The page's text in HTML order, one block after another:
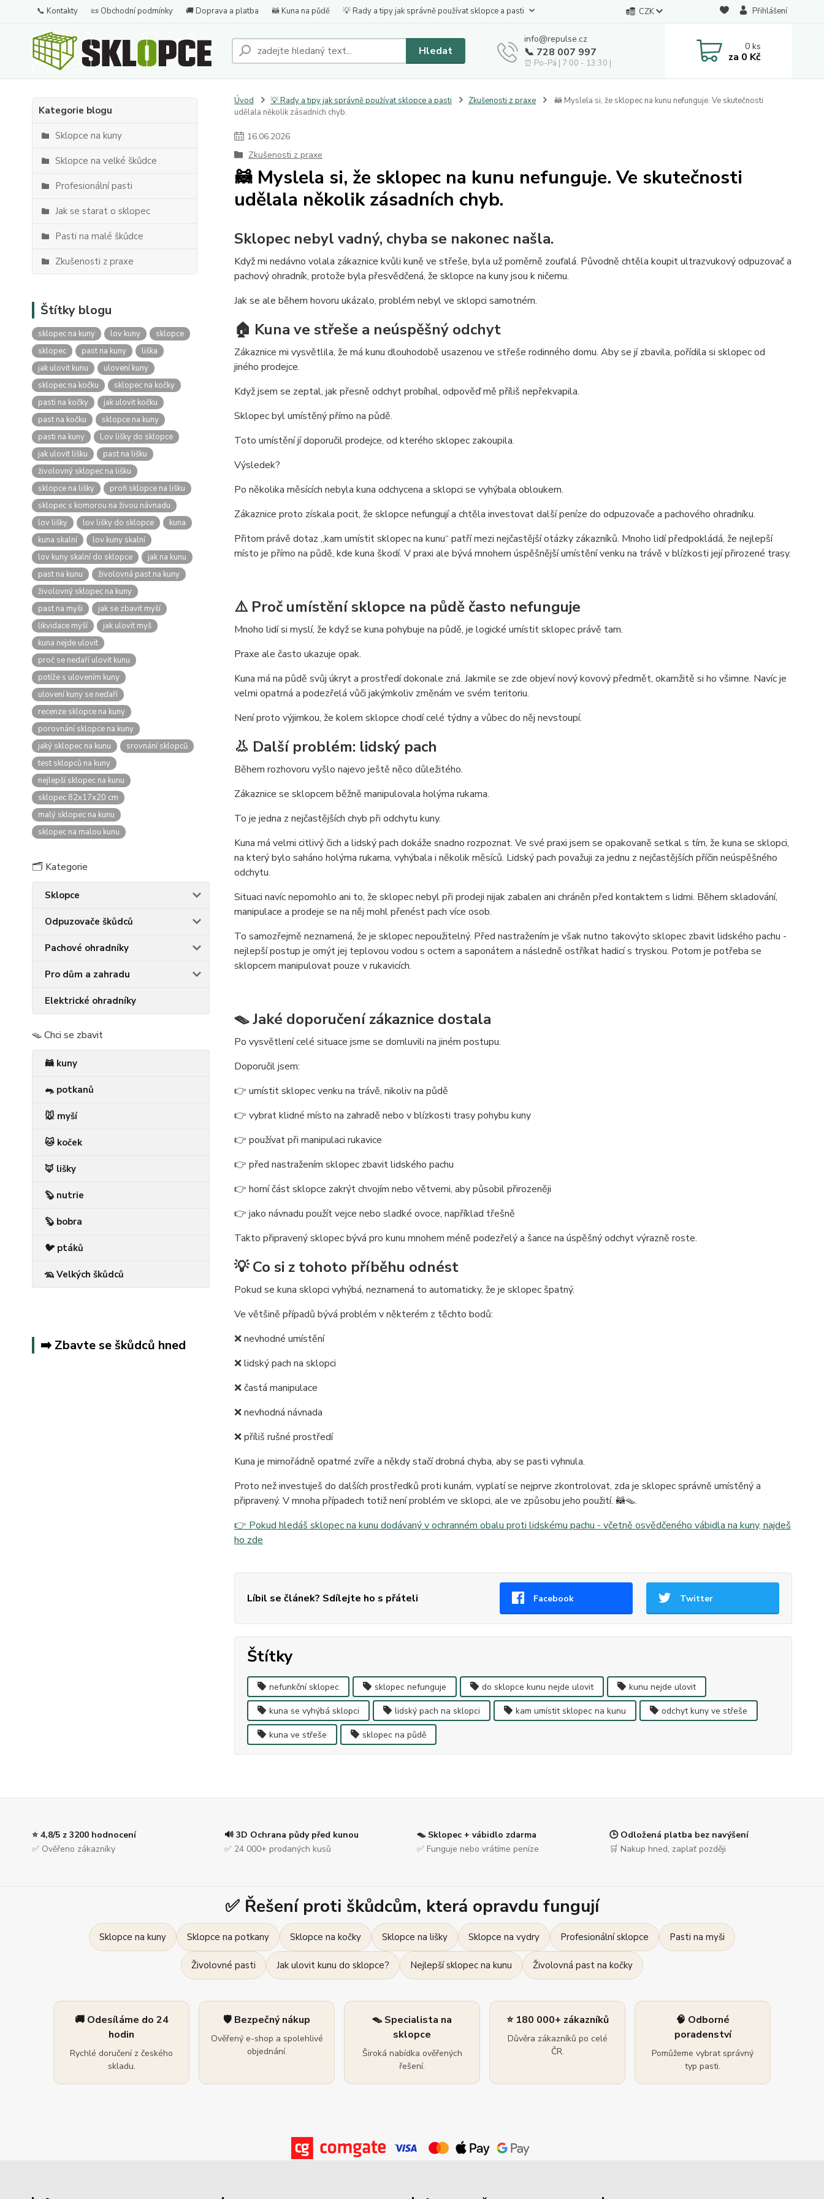
📞 Kontakty 📜 Obchodní podmínky 🚚 Doprava a platba 🦝 Kuna na půdě 💡 Rady a tipy jak správně používat sklopce a pasti CZK Přihlášení
Hledat
info@repulse.cz
📞 728 007 997
⏰ Po-Pá | 7:00 - 13:30 |
0ks
za 0 Kč
Kategorie blogu
Sklopce na kuny
Sklopce na velké škůdce
Profesionální pasti
Jak se starat o sklopec
Pasti na malé škůdce
Zkušenosti z praxe
Štítky blogu
sklopec na kuny lov kuny
sklopce
sklopec
past na kuny
liška
jak ulovit kunu
ulovení kuny
sklopec na kočku
sklopec na kočky
pasti na kočky
jak ulovit kočku
past na kočku
sklopce na kuny
pasti na kuny
Lov lišky do sklopce
jak ulovit lišku
past na lišku
živolovný sklopec na lišku
sklopce na lišky
profi sklopce na lišku
sklopec s komorou na živou návnadu
lov lišky
lov lišky do sklopce
kuna
kuna skalní
lov kuny skalní
lov kuny skalní do sklopce
jak na kunu
past na kunu
živolovná past na kuny
živolovný sklopec na kuny
past na myši
jak se zbavit myší
likvidace myší
jak ulovit myš
kuna nejde ulovit
proč se nedaří ulovit kunu
potíže s ulovením kuny
ulovení kuny se nedaří
recenze sklopce na kuny
porovnání sklopce na kuny
jaký sklopec na kunu
srovnání sklopců
test sklopců na kuny
nejlepší sklopec na kunu
sklopec 82x17x20 cm
malý sklopec na kunu
sklopec na malou kunu
🗂️ Kategorie
Sklopce
Odpuzovače škůdců
Pachové ohradníky
Pro dům a zahradu
Elektrické ohradníky
🪤 Chci se zbavit
🦝 kuny
🐀 potkanů
🐭 myší
🐱 koček
🦊 lišky
🦫 nutrie
🦫 bobra
🐦 ptáků
🦡 Velkých škůdců
➡️ Zbavte se škůdců hned
Úvod 💡 Rady a tipy jak správně používat sklopce a pasti Zkušenosti z praxe
🦝 Myslela si, že sklopec na kunu nefunguje. Ve skutečnosti
udělala několik zásadních chyb.
16.06.2026
Zkušenosti z praxe
🦝 Myslela si, že sklopec na kunu nefunguje. Ve skutečnosti
udělala několik zásadních chyb.
Sklopec nebyl vadný, chyba se nakonec našla.
Když mi nedávno volala zákaznice kvůli kuně ve střeše, byla už poměrně zoufalá. Původně chtěla koupit ultrazvukový odpuzovač a
pachový ohradník, protože byla přesvědčená, že sklopce na kuny jsou k ničemu.
Jak se ale během hovoru ukázalo, problém nebyl ve sklopci samotném.
🏠 Kuna ve střeše a neúspěšný odchyt
Zákaznice mi vysvětlila, že má kunu dlouhodobě usazenou ve střeše rodinného domu. Aby se jí zbavila, pořídila si sklopec od
jiného prodejce.
Když jsem se zeptal, jak přesně odchyt probíhal, odpověď mě příliš nepřekvapila.
Sklopec byl umístěný přímo na půdě.
Toto umístění jí doporučil prodejce, od kterého sklopec zakoupila.
Výsledek?
Po několika měsících nebyla kuna odchycena a sklopci se vyhýbala obloukem.
Zákaznice proto získala pocit, že sklopce nefungují a chtěla investovat další peníze do odpuzovače a pachového ohradníku.
Přitom právě dotaz „kam umístit sklopec na kunu“ patří mezi nejčastější otázky zákazníků. Mnoho lidí předpokládá, že nejlepší
místo je přímo na půdě, kde kuna škodí. V praxi ale bývá mnohem úspěšnější umístění venku na trávě v blízkosti její přirozené trasy.
⚠️ Proč umístění sklopce na půdě často nefunguje
Mnoho lidí si myslí, že když se kuna pohybuje na půdě, je logické umístit sklopec právě tam.
Praxe ale často ukazuje opak.
Kuna má na půdě svůj úkryt a prostředí dokonale zná. Jakmile se zde objeví nový kovový předmět, okamžitě si ho všimne. Navíc je
velmi opatrná a podezřelá vůči jakýmkoliv změnám ve svém teritoriu.
Není proto výjimkou, že kolem sklopce chodí celé týdny a vůbec do něj nevstoupí.
👃 Další problém: lidský pach
Během rozhovoru vyšlo najevo ještě něco důležitého.
Zákaznice se sklopcem běžně manipulovala holýma rukama.
To je jedna z nejčastějších chyb při odchytu kuny.
Kuna má velmi citlivý čich a lidský pach dokáže snadno rozpoznat. Ve své praxi jsem se opakovaně setkal s tím, že kuna se sklopci,
na který bylo saháno holýma rukama, vyhýbala i několik měsíců. Lidský pach považuji za jednu z nejčastějších příčin neúspěšného
odchytu.
Situaci navíc nepomohlo ani to, že sklopec nebyl při prodeji nijak zabalen ani chráněn před kontaktem s lidmi. Během skladování,
manipulace a prodeje se na něj mohl přenést pach více osob.
To samozřejmě neznamená, že je sklopec nepoužitelný. Před nastražením je však nutno takovýto sklopec zbavit lidského pachu -
nejlepší postup je omýt jej teplovou vodou s octem a saponátem a následně ostříkat hadicí s tryskou. Potom je potřeba se
sklopcem manipulovat pouze v rukavicích.
🪤 Jaké doporučení zákaznice dostala
Po vysvětlení celé situace jsme se domluvili na jiném postupu.
Doporučil jsem:
👉 umístit sklopec venku na trávě, nikoliv na půdě
👉 vybrat klidné místo na zahradě nebo v blízkosti trasy pohybu kuny
👉 používat při manipulaci rukavice
👉 před nastražením sklopec zbavit lidského pachu
👉 horní část sklopce zakrýt chvojím nebo větvemi, aby působil přirozeněji
👉 jako návnadu použít vejce nebo sladké ovoce, například třešně
Takto připravený sklopec bývá pro kunu mnohem méně podezřelý a šance na úspěšný odchyt výrazně roste.
💡 Co si z tohoto příběhu odnést
Pokud se kuna sklopci vyhýbá, neznamená to automaticky, že je sklopec špatný.
Ve většině případů bývá problém v některém z těchto bodů:
❌ nevhodné umístění
❌ lidský pach na sklopci
❌ častá manipulace
❌ nevhodná návnada
❌ příliš rušné prostředí
Kuna je mimořádně opatrné zvíře a někdy stačí drobná chyba, aby se pasti vyhnula.
Proto než investuješ do dalších prostředků proti kunám, vyplatí se nejprve zkontrolovat, zda je sklopec správně umístěný a
připravený. V mnoha případech totiž není problém ve sklopci, ale ve způsobu jeho použití. 🦝🪤.
👉 Pokud hledáš sklopec na kunu dodávaný v ochranném obalu proti lidskému pachu - včetně osvědčeného vábidla na kuny, najdeš
ho zde
Líbil se článek? Sdílejte ho s přáteli Facebook Twitter
Štítky
nefunkční sklopec sklopec nefunguje do sklopce kunu nejde ulovit kunu nejde ulovit
kuna se vyhýbá sklopci lidský pach na sklopci kam umístit sklopec na kunu odchyt kuny ve střeše
kuna ve střeše sklopec na půdě
⭐ 4,8/5 z 3200 hodnocení
✅ Ověřeno zákazníky
🔊 3D Ochrana půdy před kunou
✅ 24 000+ prodaných kusů
🪤 Sklopec + vábidlo zdarma
✅ Funguje nebo vrátíme peníze
🕒 Odložená platba bez navýšení
🛒 Nakup hned, zaplať později
✅ Řešení proti škůdcům, která opravdu fungují
Sklopce na kuny Sklopce na potkany Sklopce na kočky Sklopce na lišky Sklopce na vydry Profesionální sklopce Pasti na myši
Živolovné pasti Jak ulovit kunu do sklopce? Nejlepší sklopec na kunu Živolovná past na kočky
🚚 Odesíláme do 24
hodin
Rychlé doručení z českého
skladu.
🛡️ Bezpečný nákup
Ověřený e-shop a spolehlivé
objednání.
🪤 Specialista na
sklopce
Široká nabídka ověřených
řešení.
⭐ 180 000+ zákazníků
Důvěra zákazníků po celé
ČR.
🧠 Odborné
poradenství
Pomůžeme vybrat správný
typ pasti.